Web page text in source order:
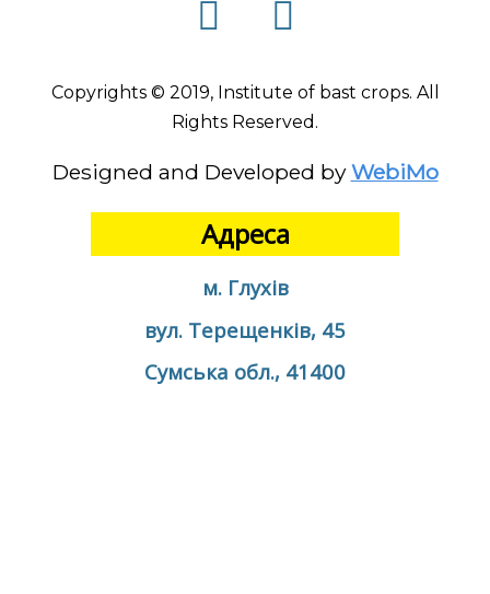
Copyrights © 2019, Institute of bast crops. All
Rights Reserved.
Designed and Developed by WebiMo
Адреса
м. Глухів
вул. Терещенків, 45
Сумська обл., 41400